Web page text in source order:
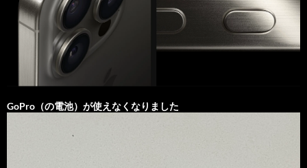
GoPro（の電池）が使えなくなりました